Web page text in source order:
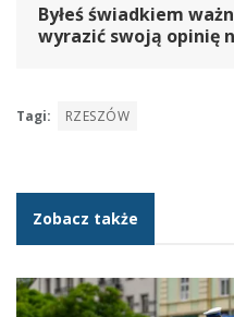
Byłeś świadkiem
wyrazić swoją opinię
Tagi: RZESZÓW
Zobacz także